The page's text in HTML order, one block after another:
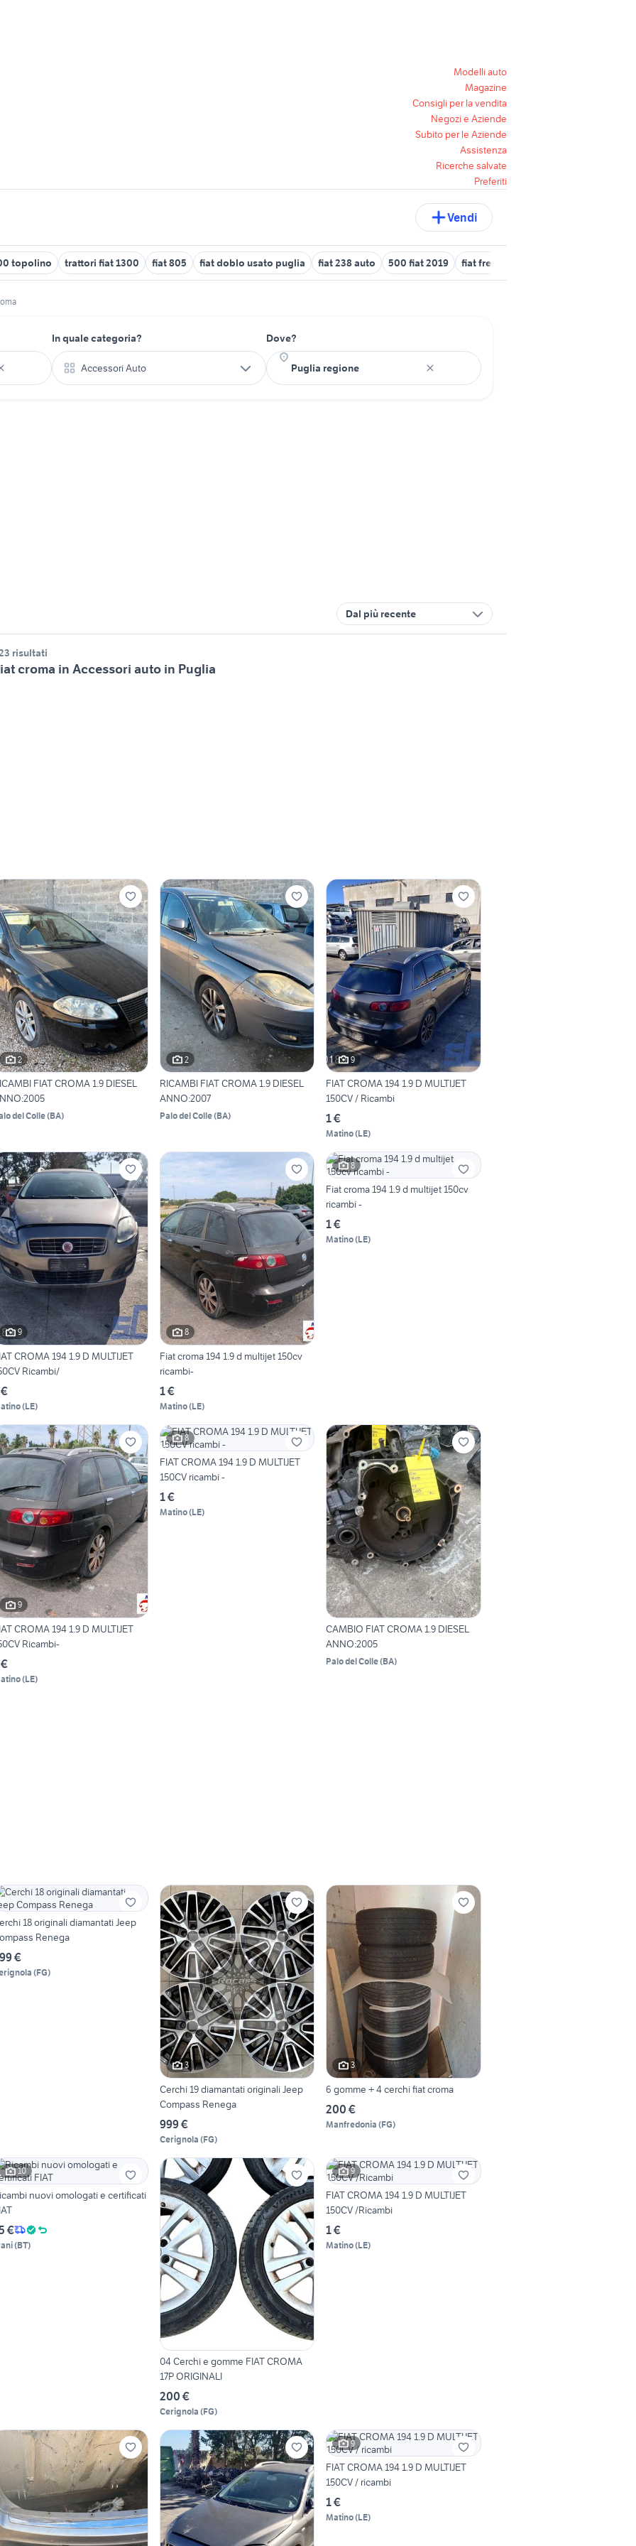
Modelli auto
Magazine
Consigli per la vendita
Negozi e Aziende
Subito per le Aziende
Assistenza
Ricerche salvate
Preferiti
Vendi
topolino trattori fiat 1300 fiat 805 fiat doblo usato puglia fiat 238 auto 500 fiat 2019 fiat freemont usata veneto
In quale categoria?
Accessori Auto
Dove?
Dal più recente
risultati
croma in Accessori auto in Puglia
2
FIAT CROMA 1.9 DIESEL
del Colle(BA)
2
RICAMBI FIAT CROMA 1.9 DIESEL
ANNO:2007
Palo del Colle(BA)
9
FIAT CROMA 194 1.9 D MULTIJET
150CV / Ricambi
1 €
Matino(LE)
9
CROMA 194 1.9 D MULTIJET
Ricambi/
(LE)
8
Fiat croma 194 1.9 d multijet 150cv
ricambi-
1 €
Matino(LE)
8
Fiat croma 194 1.9 d multijet 150cv
ricambi -
1 €
Matino(LE)
9
CROMA 194 1.9 D MULTIJET
Ricambi-
(LE)
8
FIAT CROMA 194 1.9 D MULTIJET
150CV ricambi -
1 €
Matino(LE)
CAMBIO FIAT CROMA 1.9 DIESEL
ANNO:2005
Palo del Colle(BA)
18 originali diamantati Jeep
Renega
€
(FG)
3
Cerchi 19 diamantati originali Jeep
Compass Renega
999 €
Cerignola (FG)
3
6 gomme + 4 cerchi fiat croma
200 €
Manfredonia (FG)
10
nuovi omologati e certificati
€
(BT)
04 Cerchi e gomme FIAT CROMA
17P ORIGINALI
200 €
Cerignola (FG)
9
FIAT CROMA 194 1.9 D MULTIJET
150CV /Ricambi
1 €
Matino(LE)
9
FIAT CROMA 194 1.9 D MULTIJET
150CV / ricambi
1 €
Matino(LE)